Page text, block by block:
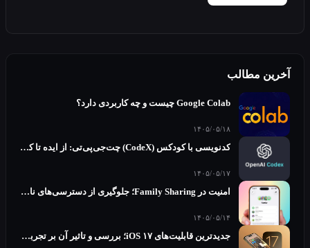
مطالب
Google Colab چیست و چه کاربردی دارد؟
کدنویسی با کودکس (CodeX) چت‌جی‌پی‌تی: از ایده تا کد آماده در چند دقیقه
امنیت در Family Sharing؛ جلوگیری از دسترسی‌های ناخواسته و حریم خصوصی
۱۴۰۵/۰۵/۱۴
جدیدترین قابلیت‌های iOS ۱۷؛ بررسی و تاثیر آن بر تجربه کاربری